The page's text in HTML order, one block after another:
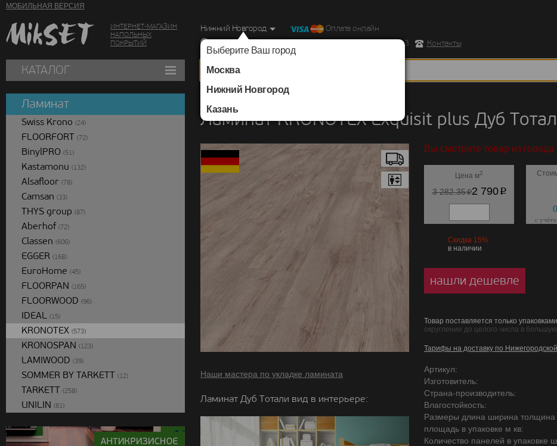
МОБИЛЬНАЯ ВЕРСИЯ
ИНТЕРНЕТ-МАГАЗИН
НАПОЛЬНЫХ
ПОКРЫТИЙ
Нижний Новгород
Выберите Ваш город
Москва
Нижний Новгород
Казань
Оплата онлайн
г. Нижний Новгород, Ул. Республиканская д.43 корпус 3
Контакты
КАТАЛОГ
Ламинат KRONOTEX Exquisit plus Дуб
Наши мастера по укладке ламината
Ламинат Дуб Тотали вид в интерьере:
Вы смотрите товар из
Цена м2
3 282.35p2 790p
0
с
Скидка 15%
в наличии
нашли дешевле
Товар поставляется только
округление до целого числа в
Тарифы на доставку по
Артикул:
Изготовитель:
Страна-производитель:
Влагостойкость:
Размеры длина ширина
площадь в упаковке м кв:
Количество панелей в упаковке
Ламинат
Swiss Krono (24)
FLOORFORT (72)
BinylPRO (51)
Kastamonu (132)
Alsafloor (78)
Camsan (33)
THYS group (87)
Aberhof (72)
Classen (606)
EGGER (168)
EuroHome (45)
FLOORPAN (165)
FLOORWOOD (96)
IDEAL (15)
KRONOTEX (573)
KRONOSPAN (123)
LAMIWOOD (39)
SOMMER BY TARKETT (12)
TARKETT (258)
UNILIN (81)